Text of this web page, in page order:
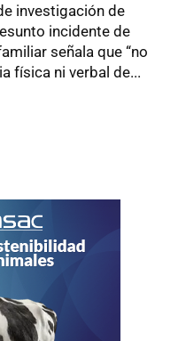
investigación de
incidente de
señala que “no
física ni verbal de...